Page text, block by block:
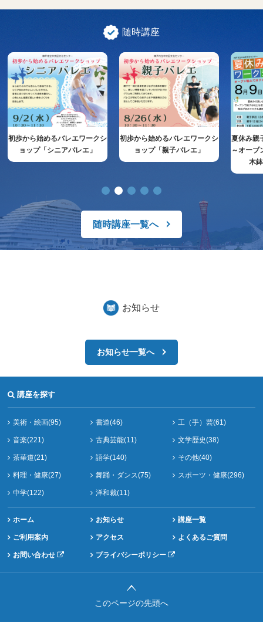
随時講座
初歩から始めるバレエワークシ
ョップ「シニアバレエ」
初歩から始めるバレエワークシ
ョップ「親子バレエ」
夏休み親
～オーブ
木
随時講座一覧へ
お知らせ
お知らせ一覧へ
講座を探す
美術・絵画(95) 書道(46) 工（手）芸(61)
音楽(221) 古典芸能(11) 文学歴史(38)
茶華道(21) 語学(140) その他(40)
料理・健康(27) 舞踊・ダンス(75) スポーツ・健康(296)
中学(122) 洋和裁(11)
ホーム お知らせ 講座一覧
ご利用案内 アクセス よくあるご質問
お問い合わせ プライバシーポリシー
このページの先頭へ